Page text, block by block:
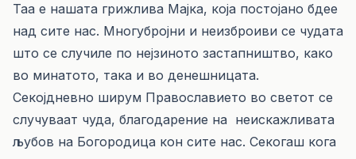
Таа е нашата грижлива Мајка, која постојано бдее
над сите нас. Многубројни и неизброиви се чудата
што се случиле по нејзиното застапништво, како
во минатото, така и во денешницата.
Секојдневно ширум Православието во светот се
случуваат чуда, благодарение на неискажливата
љубов на Богородица кон сите нас. Секогаш кога